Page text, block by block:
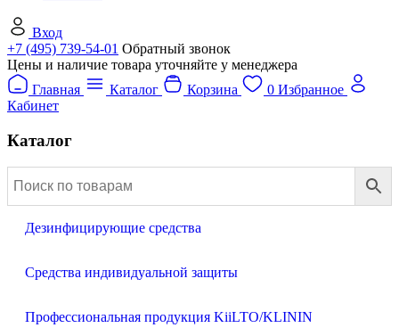
Вход
+7 (495) 739-54-01 Обратный звонок
Цены и наличие товара уточняйте у менеджера
Главная
Каталог Корзина 0 Избранное
Кабинет
Каталог
Дезинфицирующие средства
Средства индивидуальной защиты
Профессиональная продукция KiiLTO/KLININ